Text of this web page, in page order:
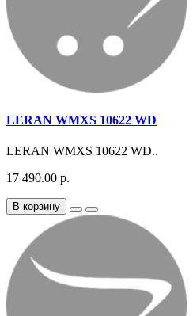
LERAN WMXS 10622 WD
LERAN WMXS 10622 WD..
17 490.00 р.
В корзину